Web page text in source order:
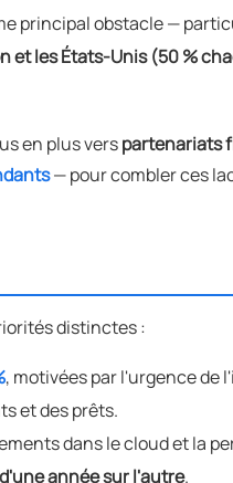
principal obstacle —
et les États-Unis (50 %
en plus verspartenariats
— pour combler ces
distinctes :
, motivées par l'urgence
et des prêts.
dans le cloud et la
année sur l'autre.